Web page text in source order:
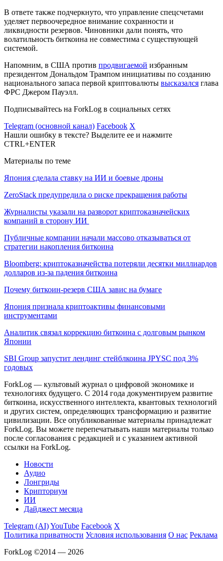
В ответе также подчеркнуто, что управление спецсчетами
уделяет первоочередное внимание сохранности и
ликвидности резервов. Чиновники дали понять, что
волатильность биткоина не совместима с существующей
системой.
Напомним, в США против продвигаемой избранным
президентом Дональдом Трампом инициативы по созданию
национального запаса первой криптовалюты высказался глава
ФРС Джером Пауэлл.
Подписывайтесь на ForkLog в социальных сетях
Telegram (основной канал) Facebook X
Нашли ошибку в тексте? Выделите ее и нажмите
CTRL+ENTER
Материалы по теме
Япония сделала ставку на ИИ и боевые дроны
ZeroStack предупредила о риске прекращения работы
Журналисты указали на разворот криптоказначейских
компаний в сторону ИИ
Публичные компании начали массово отказываться от
стратегии накопления биткоина
Bloomberg: криптоказначейства потеряли десятки миллиардов
долларов из-за падения биткоина
Почему биткоин-резерв США завис на бумаге
Япония признала криптоактивы финансовыми
инструментами
Аналитик связал коррекцию биткоина с долговым рынком
Японии
SBI Group запустит лендинг стейблкоина JPYSC под 3%
годовых
ForkLog — культовый журнал о цифровой экономике и
технологиях будущего. С 2014 года документируем развитие
биткоина, искусственного интеллекта, квантовых технологий
и других систем, определяющих трансформацию и развитие
цивилизации. Все опубликованные материалы принадлежат
ForkLog. Вы можете перепечатывать наши материалы только
после согласования с редакцией и с указанием активной
ссылки на ForkLog.
Новости
Аудио
Лонгриды
Крипториум
ИИ
Дайджест месяца
Telegram (AI)YouTube Facebook X
Политика приватности Условия использования О нас Реклама
ForkLog ©2014 — 2026